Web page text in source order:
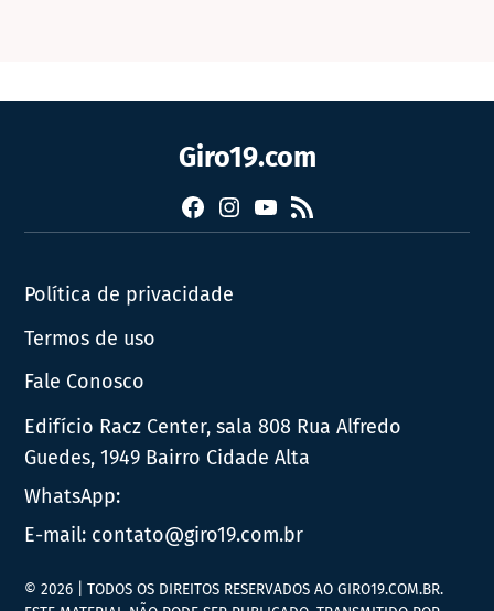
Giro19.com
Facebook
Instagram
YouTube
RSS
Política de privacidade
Termos de uso
Fale Conosco
Edifício Racz Center, sala 808 Rua Alfredo
Guedes, 1949 Bairro Cidade Alta
WhatsApp:
E-mail: contato@giro19.com.br
© 2026 | TODOS OS DIREITOS RESERVADOS AO GIRO19.COM.BR.